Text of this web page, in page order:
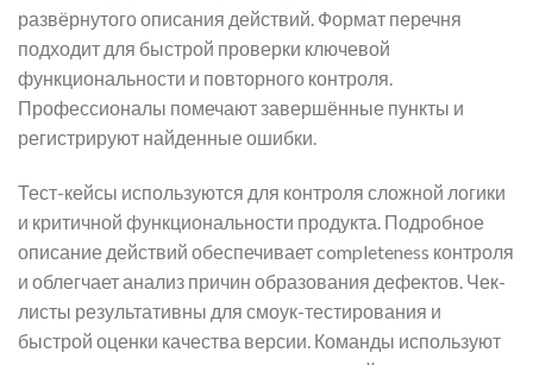
развёрнутого описания действий. Формат перечня
подходит для быстрой проверки ключевой
функциональности и повторного контроля.
Профессионалы помечают завершённые пункты и
регистрируют найденные ошибки.
Тест-кейсы используются для контроля сложной логики
и критичной функциональности продукта. Подробное
описание действий обеспечивает completeness контроля
и облегчает анализ причин образования дефектов. Чек-
листы результативны для смоук-тестирования и
быстрой оценки качества версии. Команды используют